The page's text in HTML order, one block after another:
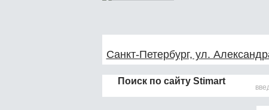
Санкт-Петербург, ул.
Поиск по сайту Stimart